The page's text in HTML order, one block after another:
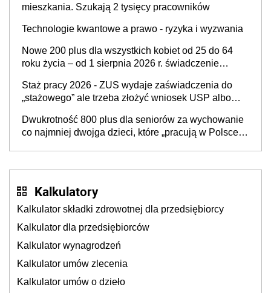
mieszkania. Szukają 2 tysięcy pracowników
Technologie kwantowe a prawo - ryzyka i wyzwania
Nowe 200 plus dla wszystkich kobiet od 25 do 64
roku życia – od 1 sierpnia 2026 r. świadczenie
Staż pracy 2026 - ZUS wydaje zaświadczenia do
„stażowego” ale trzeba złożyć wniosek USP albo
zaświadczenie z ZUS?
Dwukrotność 800 plus dla seniorów za wychowanie
co najmniej dwojga dzieci, które „pracują w Polsce i
Kalkulatory
Kalkulator składki zdrowotnej dla przedsiębiorcy
Kalkulator dla przedsiębiorców
Kalkulator wynagrodzeń
Kalkulator umów zlecenia
Kalkulator umów o dzieło